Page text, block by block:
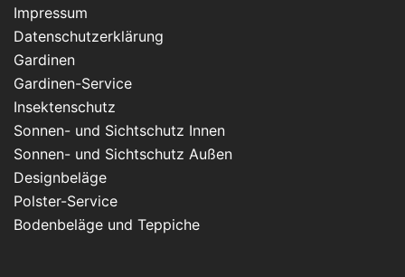
Impressum
Datenschutzerklärung
Gardinen
Gardinen-Service
Insektenschutz
Sonnen- und Sichtschutz Innen
Sonnen- und Sichtschutz Außen
Designbeläge
Polster-Service
Bodenbeläge und Teppiche